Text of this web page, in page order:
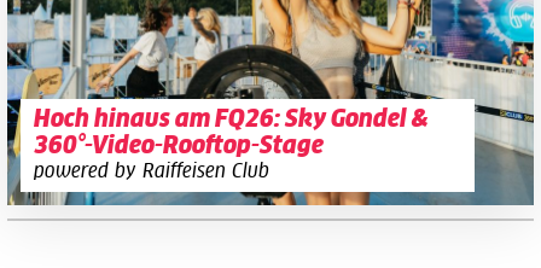
Hoch hinaus am FQ26: Sky Gondel &
360°-Video-Rooftop-Stage
powered by Raiffeisen Club